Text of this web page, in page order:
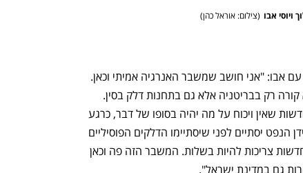
ויוסי אבו (צילום: אוראל כהן)
גם במדינת ישראל".